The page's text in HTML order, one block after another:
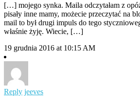
[…] mojego synka. Maila odczytałam z
pisały inne mamy, możecie przeczytać na
mail to był drugi impuls do tego
właśnie żyję. Wiecie, […]
19 grudnia 2016 at 10:15 AM
Reply jeeves